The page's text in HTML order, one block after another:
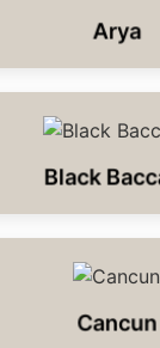
Arya
Black
Cancun